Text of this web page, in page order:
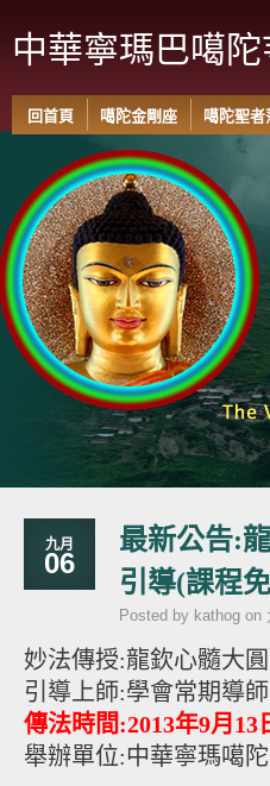
中華寧瑪巴噶
回首頁 噶陀金剛座 噶陀聖
九月
06
最新公告:
引導(課程
Posted by kathog on
妙法傳授:龍欽心髓大
引導上師:學會常期導
傳法時間:2013年9月13
舉辦單位:中華寧瑪噶